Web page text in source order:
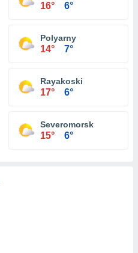
16° 6°
Polyarny
14° 7°
Rayakoski
17° 6°
Severomorsk
15° 6°